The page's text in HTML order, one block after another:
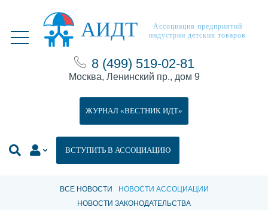
АИДТ
Ассоциация предприятий
индустрии детских товаров
8 (499) 519-02-81
Москва, Ленинский пр., дом 9
ВСТУПИТЬ В АССОЦИАЦИЮ
ЖУРНАЛ «ВЕСТНИК ИДТ»
ВСЕ НОВОСТИ
НОВОСТИ АССОЦИАЦИИ
НОВОСТИ ЗАКОНОДАТЕЛЬСТВА